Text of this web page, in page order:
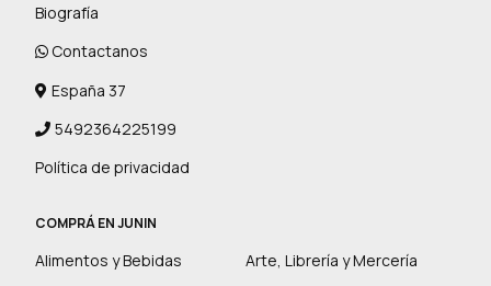
Biografía
Contactanos
España 37
5492364225199
Política de privacidad
COMPRÁ EN JUNIN
Alimentos y Bebidas
Arte, Librería y Mercería